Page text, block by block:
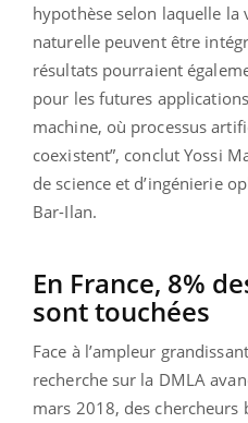
hypothèse selon laquelle
naturelle peuvent être
résultats pourraient
pour les futures
machine, où processus
coexistent”, conclut Yossi
de science et d’ingénierie
Bar-Ilan.
En France, 8%
sont touchées
Face à l’ampleur
recherche sur la DMLA
mars 2018, des